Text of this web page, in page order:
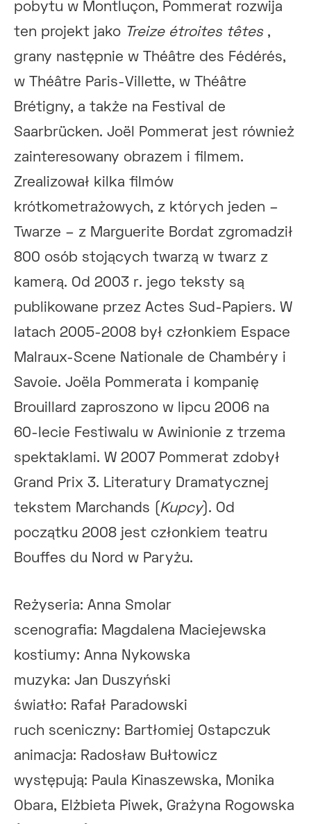
pobytu w Montluçon, Pommerat rozwija
ten projekt jako Treize étroites têtes,
grany następnie w Théâtre des Fédérés,
w Théâtre Paris-Villette, w Théâtre
Brétigny, a także na Festival de
Saarbrücken. Joël Pommerat jest również
zainteresowany obrazem i filmem.
Zrealizował kilka filmów
krótkometrażowych, z których jeden –
Twarze – z Marguerite Bordat zgromadził
800 osób stojących twarzą w twarz z
kamerą. Od 2003 r. jego teksty są
publikowane przez Actes Sud-Papiers. W
latach 2005-2008 był członkiem Espace
Malraux-Scene Nationale de Chambéry i
Savoie. Joëla Pommerata i kompanię
Brouillard zaproszono w lipcu 2006 na
60-lecie Festiwalu w Awinionie z trzema
spektaklami. W 2007 Pommerat zdobył
Grand Prix 3. Literatury Dramatycznej
tekstem Marchands ( Kupcy). Od
początku 2008 jest członkiem teatru
Bouffes du Nord w Paryżu.
Reżyseria: Anna Smolar
scenografia: Magdalena Maciejewska
kostiumy: Anna Nykowska
muzyka: Jan Duszyński
światło: Rafał Paradowski
ruch sceniczny: Bartłomiej Ostapczuk
animacja: Radosław Bułtowicz
występują: Paula Kinaszewska, Monika
Obara, Elżbieta Piwek, Grażyna Rogowska